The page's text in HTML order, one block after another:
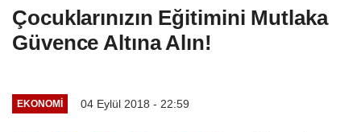
Çocuklarınızın Eğitimini Mutlaka
Güvence Altına Alın!
EKONOMI 04 Eylül 2018 - 22:59